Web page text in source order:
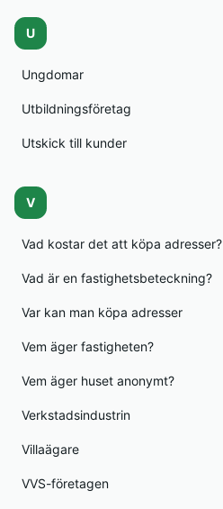
U
Ungdomar
Utbildningsföretag
Utskick till kunder
V
Vad kostar det att köpa adresser?
Vad är en fastighetsbeteckning?
Var kan man köpa adresser
Vem äger fastigheten?
Vem äger huset anonymt?
Verkstadsindustrin
Villaägare
VVS-företagen